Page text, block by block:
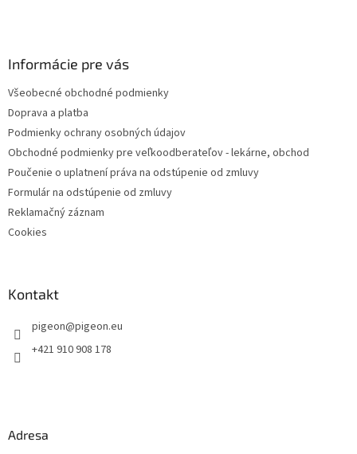
Informácie pre vás
Všeobecné obchodné podmienky
Doprava a platba
Podmienky ochrany osobných údajov
Obchodné podmienky pre veľkoodberateľov - lekárne, obchod
Poučenie o uplatnení práva na odstúpenie od zmluvy
Formulár na odstúpenie od zmluvy
Reklamačný záznam
Cookies
Kontakt
pigeon@pigeon.eu
+421 910 908 178
Adresa